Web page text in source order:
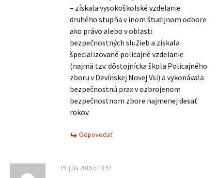
– získala vysokoškolské vzdelanie
druhého stupňa v inom študijnom odbore
ako právo alebo v oblasti
bezpečnostných služieb a získala
špecializované policajné vzdelanie
(najmä tzv. dôstojnícka škola Policajného
zboru v Devínskej Novej Vsi) a vykonávala
bezpečnostnú prax v ozbrojenom
bezpečnostnom zbore najmenej desať
rokov.
Odpovedať
19. júla 2019 o 18:57